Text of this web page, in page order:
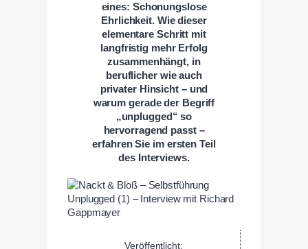
eines: Schonungslose
Ehrlichkeit. Wie dieser
elementare Schritt mit
langfristig mehr Erfolg
zusammenhängt, in
beruflicher wie auch
privater Hinsicht – und
warum gerade der Begriff
„unplugged“ so
hervorragend passt –
erfahren Sie im ersten Teil
des Interviews.
Veröffentlicht: